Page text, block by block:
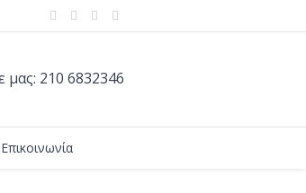
μας: 210 6832346
Επικοινωνία